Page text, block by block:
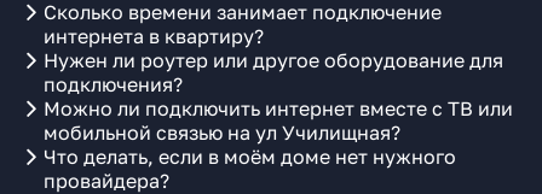
Сколько времени занимает подключение
интернета в квартиру?
Нужен ли роутер или другое оборудование для
подключения?
Можно ли подключить интернет вместе с ТВ или
мобильной связью на ул Училищная?
Что делать, если в моём доме нет нужного
провайдера?